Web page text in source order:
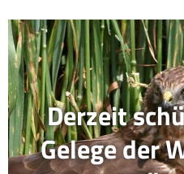
Derzeit
Gelege der